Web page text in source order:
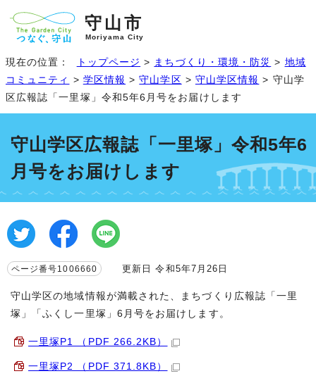
守山市
Moriyama City
現在の位置： トップページ > まちづくり・環境・防災 > 地域
コミュニティ
> 学区情報 >守山学区 > 守山学区情報 > 守山学
区広報誌「一里塚」令和5年6月号をお届けします
守山学区広報誌「一里塚」令和5年6
月号をお届けします
ページ番号1006660 更新日 令和5年7月26日
守山学区の地域情報が満載された、まちづくり広報誌「一里
塚」「ふくし一里塚」6月号をお届けします。
一里塚P1 （PDF 266.2KB）
一里塚P2 （PDF 371.8KB）